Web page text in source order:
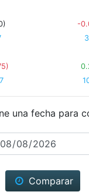
-
una fecha para
Fecha
Comparar